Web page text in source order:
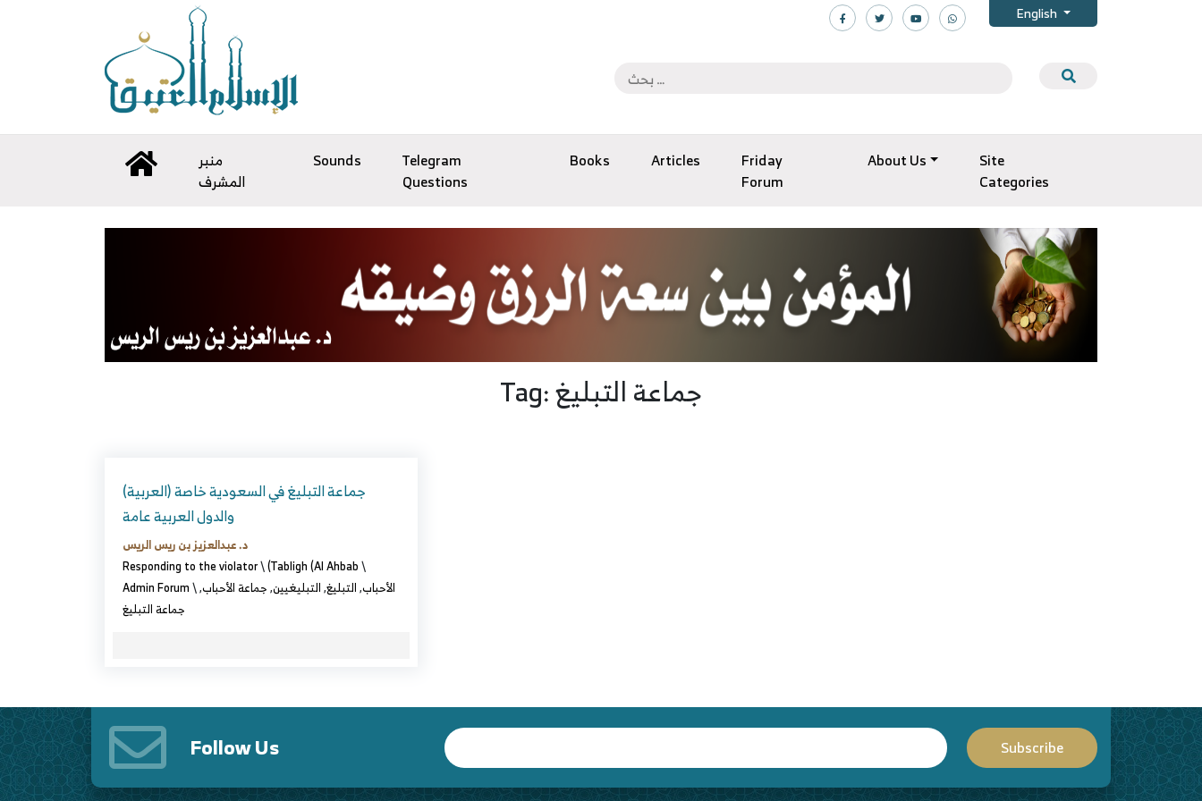
English
منبر
المشرف
Sounds
Telegram
Questions
Books Articles
Friday
Forum
About Us
Site
Categories
Tag: جماعة التبليغ
(العربية) جماعة التبليغ في السعودية خاصة
والدول العربية عامة
د. عبدالعزيز بن ريس الريس
Responding to the violator\(Tabligh (Al Ahbab\
Admin Forum\ الأحباب,التبليغ,التبليغيين,جماعة الأحباب,
جماعة التبليغ
Follow Us